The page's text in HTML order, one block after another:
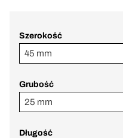
Szerokość
45 mm
Grubość
25 mm
Długość